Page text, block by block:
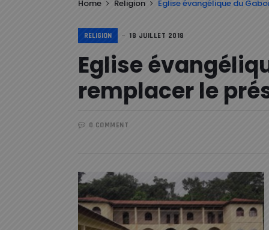
Home Religion Eglise évangélique du
RELIGION 18 JUILLET 2018
Eglise
remplacer le
0 COMMENT